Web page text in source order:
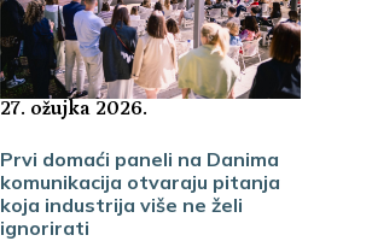
27. ožujka 2026.
Prvi domaći paneli na Danima
komunikacija otvaraju pitanja
koja industrija više ne želi
ignorirati